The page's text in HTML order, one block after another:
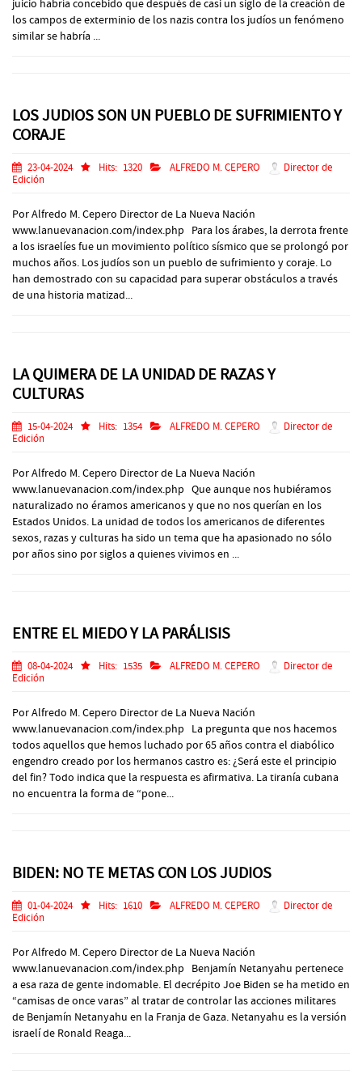
juicio habría concebido que después de casi un siglo de la creación de
los campos de exterminio de los nazis contra los judíos un fenómeno
similar se habría ...
LOS JUDIOS SON UN PUEBLO DE SUFRIMIENTO Y
CORAJE
23-04-2024 Hits: 1320 ALFREDO M. CEPERO
Director de
Edición
Por Alfredo M. Cepero Director de La Nueva Nación
www.lanuevanacion.com/index.php Para los árabes, la derrota frente
a los israelíes fue un movimiento político sísmico que se prolongó por
muchos años. Los judíos son un pueblo de sufrimiento y coraje. Lo
han demostrado con su capacidad para superar obstáculos a través
de una historia matizad...
LA QUIMERA DE LA UNIDAD DE RAZAS Y
CULTURAS
15-04-2024 Hits: 1354 ALFREDO M. CEPERO
Director de
Edición
Por Alfredo M. Cepero Director de La Nueva Nación
www.lanuevanacion.com/index.php Que aunque nos hubiéramos
naturalizado no éramos americanos y que no nos querían en los
Estados Unidos. La unidad de todos los americanos de diferentes
sexos, razas y culturas ha sido un tema que ha apasionado no sólo
por años sino por siglos a quienes vivimos en ...
ENTRE EL MIEDO Y LA PARÁLISIS
08-04-2024 Hits: 1535 ALFREDO M. CEPERO
Director de
Edición
Por Alfredo M. Cepero Director de La Nueva Nación
www.lanuevanacion.com/index.php La pregunta que nos hacemos
todos aquellos que hemos luchado por 65 años contra el diabólico
engendro creado por los hermanos castro es: ¿Será este el principio
del fin? Todo indica que la respuesta es afirmativa. La tiranía cubana
no encuentra la forma de “pone...
BIDEN: NO TE METAS CON LOS JUDIOS
01-04-2024 Hits: 1610 ALFREDO M. CEPERO
Director de
Edición
Por Alfredo M. Cepero Director de La Nueva Nación
www.lanuevanacion.com/index.php Benjamín Netanyahu pertenece
a esa raza de gente indomable. El decrépito Joe Biden se ha metido en
“camisas de once varas” al tratar de controlar las acciones militares
de Benjamín Netanyahu en la Franja de Gaza. Netanyahu es la versión
israelí de Ronald Reaga...